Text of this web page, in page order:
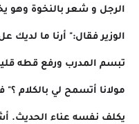
الرجل و شعر بالنخوة وهو
الوزير فقال:" أرنا ما لديك
تبسم المدرب ورفع قطه
مولانا أتسمح لي بالكلام
يكلف نفسه عناء الحديث.